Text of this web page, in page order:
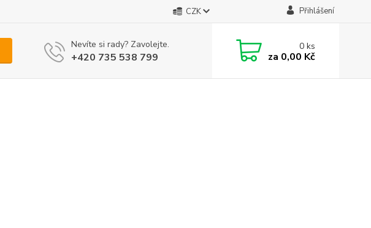
CZK Přihlášení
Nevíte si rady? Zavolejte.
+420 735 538 799
0ks
za 0,00 Kč